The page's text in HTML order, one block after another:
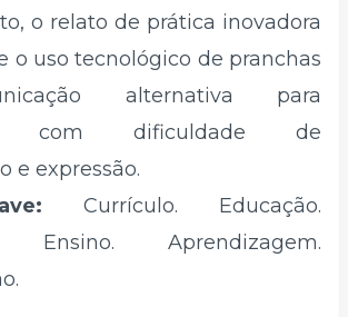
o relato de prática inovadora
o uso tecnológico de pranchas
alternativa para
com dificuldade de
e expressão.
Currículo. Educação.
Ensino. Aprendizagem.